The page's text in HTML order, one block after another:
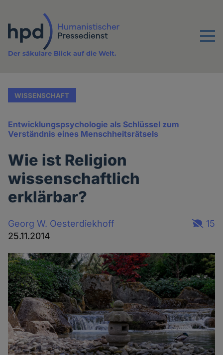
Inhalt
Menu
Der säkulare Blick auf die Welt.
WISSENSCHAFT
Entwicklungspsychologie als Schlüssel zum
Verständnis eines Menschheitsrätsels
Wie ist Religion
wissenschaftlich
erklärbar?
Georg W. Oesterdiekhoff
25.11.2014
15